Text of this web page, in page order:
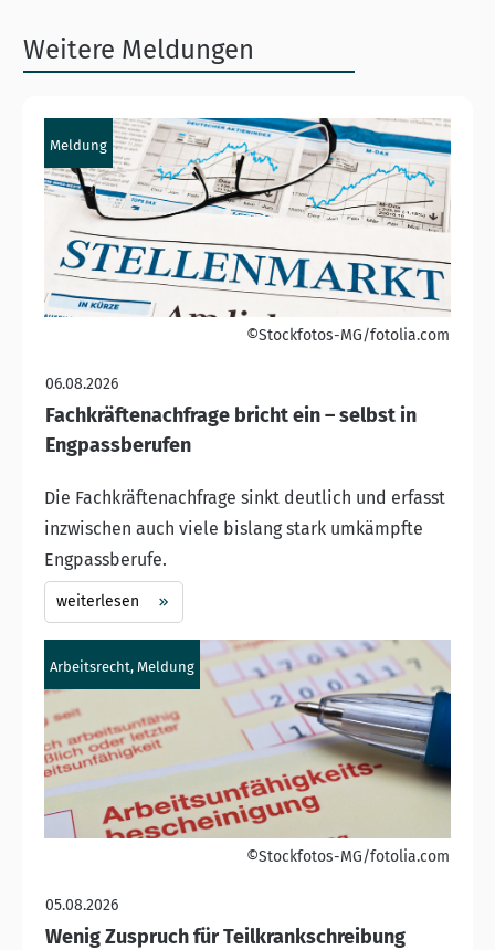
Weitere Meldungen
Meldung
©Stockfotos-MG/fotolia.com
06.08.2026
Fachkräftenachfrage bricht ein – selbst in
Engpassberufen
Die Fachkräftenachfrage sinkt deutlich und erfasst
inzwischen auch viele bislang stark umkämpfte
Engpassberufe.
weiterlesen
Arbeitsrecht, Meldung
©Stockfotos-MG/fotolia.com
05.08.2026
Wenig Zuspruch für Teilkrankschreibung